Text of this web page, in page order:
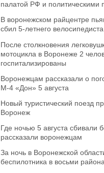
палатой РФ и политическими
В воронежском райцентре
сбил 5-летнего велосипедиста
После столкновения
мотоцикла в Воронеже 2
госпитализированы
Воронежцам рассказали о
М-4 «Дон» 5 августа
Новый туристический поезд
Воронеж
Где ночью 5 августа сбивали
рассказали воронежцам
За ночь в Воронежской
беспилотника в восьми